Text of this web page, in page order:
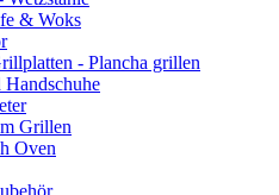
& Woks
- Plancha grillen
Handschuhe
Grillen
Oven